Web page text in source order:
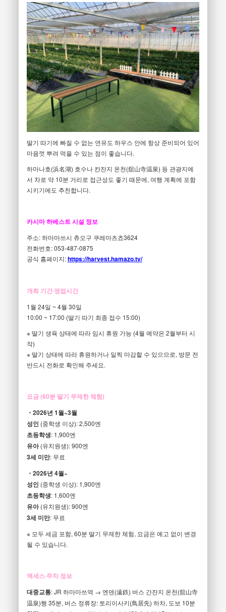
딸기 따기에 빠질 수 없는 연유도 하우스 안에 항상 준비되어 있어
마음껏 뿌려 먹을 수 있는 점이 좋습니다.
하마나호(浜名湖) 호수나 칸잔지 온천(舘山寺温泉) 등 관광지에
서 차로 약 10분 거리로 접근성도 좋기 때문에, 여행 계획에 포함
시키기에도 추천합니다.
카시마 하베스트 시설 정보
주소: 하마마쓰시 츄오구 쿠레마츠쵸3624
전화번호: 053-487-0875
공식 홈페이지:https://harvest.hamazo.tv/
개최 기간·영업시간
1월 24일 ~ 4월 30일
10:00 ~ 17:00 (딸기 따기 최종 접수 15:00)
※ 딸기 생육 상태에 따라 임시 휴원 가능 (4월 예약은 2월부터 시
작)
※ 딸기 상태에 따라 휴원하거나 일찍 마감할 수 있으므로, 방문 전
반드시 전화로 확인해 주세요.
요금 (60분 딸기 무제한 체험)
・2026년 1월~3월
성인 (중학생 이상): 2,500엔
초등학생: 1,900엔
유아(유치원생): 900엔
3세 미만: 무료
・2026년 4월~
성인 (중학생 이상): 1,900엔
초등학생: 1,600엔
유아(유치원생): 900엔
3세 미만: 무료
※ 모두 세금 포함, 60분 딸기 무제한 체험, 요금은 예고 없이 변경
될 수 있습니다.
액세스·주차 정보
대중교통: JR 하마마쓰역 → 엔덴(遠鉄) 버스 간잔지 온천(舘山寺
温泉)행 35분, 버스 정류장: 토리이사키(鳥居先) 하차, 도보 10분